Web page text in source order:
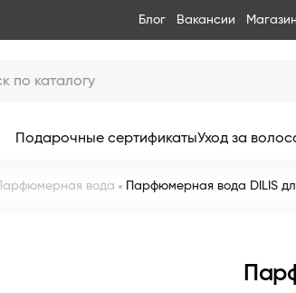
Блог Вакансии
Подарочные сертификатыУход за
Парфюмерная вода Парфюмерная вода DILIS